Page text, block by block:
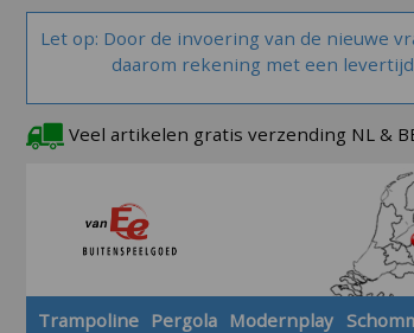
Let op: Door de invoering van de nieuwe
daarom rekening met een
Veel artikelen gratis verzending NL &
Trampoline Pergola Modernplay